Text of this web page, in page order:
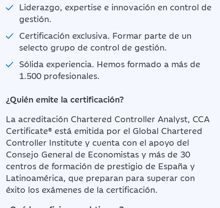
Liderazgo, expertise e innovación en control de
gestión.
Certificación exclusiva. Formar parte de un
selecto grupo de control de gestión.
Sólida experiencia. Hemos formado a más de
1.500 profesionales.
¿Quién emite la certificación?
La acreditación Chartered Controller Analyst, CCA
Certificate® está emitida por el Global Chartered
Controller Institute y cuenta con el apoyo del
Consejo General de Economistas y más de 30
centros de formación de prestigio de España y
Latinoamérica, que preparan para superar con
éxito los exámenes de la certificación.